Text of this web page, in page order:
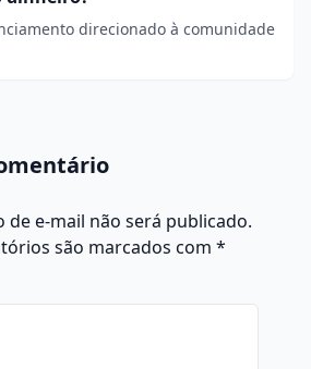
direcionado à comunidade
de e-mail não será publicado.
são marcados com *